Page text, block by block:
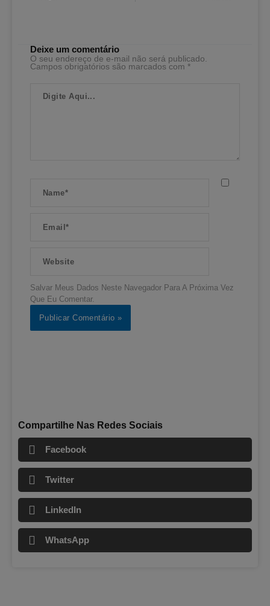
Deixe um comentário
O seu endereço de e-mail não será publicado.
Campos obrigatórios são marcados com *
Aqui...
Salvar Meus Dados Neste Navegador Para A Próxima Vez
Que Eu Comentar.
Compartilhe Nas Redes Sociais
Facebook
Twitter
LinkedIn
WhatsApp